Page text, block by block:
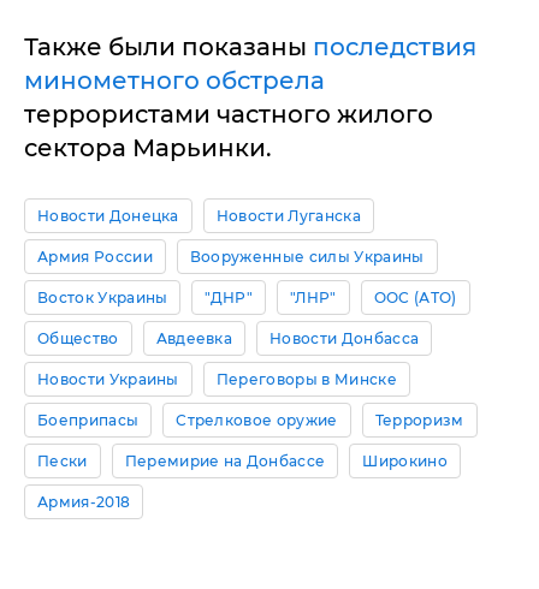
Также были показаны последствия
минометного обстрела
террористами частного жилого
сектора Марьинки.
Новости Донецка Новости Луганска
Армия России Вооруженные силы Украины
Восток Украины "ДНР" "ЛНР" ООС (АТО)
Общество Авдеевка Новости Донбасса
Новости Украины Переговоры в Минске
Боеприпасы Стрелковое оружие Терроризм
Пески Перемирие на Донбассе Широкино
Армия-2018